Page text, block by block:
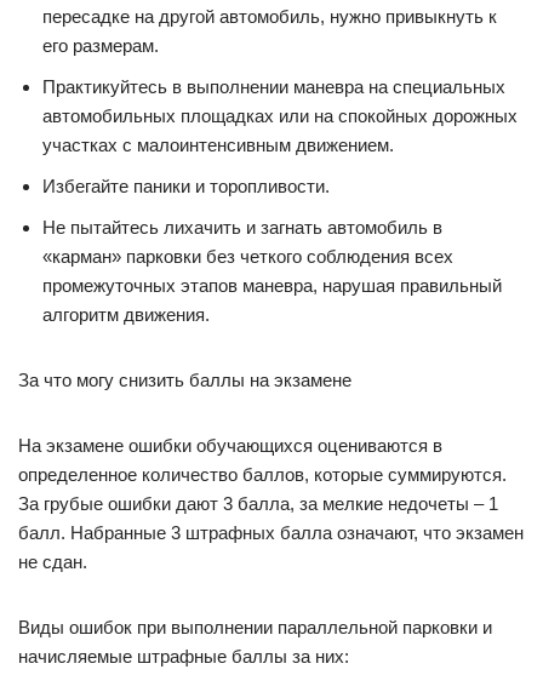
пересадке на другой автомобиль, нужно привыкнуть к
его размерам.
Практикуйтесь в выполнении маневра на специальных
автомобильных площадках или на спокойных дорожных
участках с малоинтенсивным движением.
Избегайте паники и торопливости.
Не пытайтесь лихачить и загнать автомобиль в
«карман» парковки без четкого соблюдения всех
промежуточных этапов маневра, нарушая правильный
алгоритм движения.
За что могу снизить баллы на экзамене
На экзамене ошибки обучающихся оцениваются в
определенное количество баллов, которые суммируются.
За грубые ошибки дают 3 балла, за мелкие недочеты – 1
балл. Набранные 3 штрафных балла означают, что экзамен
не сдан.
Виды ошибок при выполнении параллельной парковки и
начисляемые штрафные баллы за них: